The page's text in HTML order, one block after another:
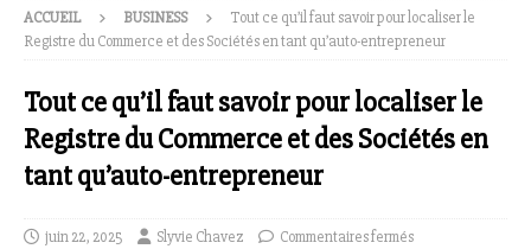
ACCUEIL BUSINESS
Tout ce qu’il faut savoir pour localiser le
Registre du Commerce et des Sociétés en tant qu’auto-entrepreneur
Tout ce qu’il faut savoir pour localiser le
Registre du Commerce et des Sociétés en
tant qu’auto-entrepreneur
juin 22, 2025 Slyvie Chavez Commentaires fermés